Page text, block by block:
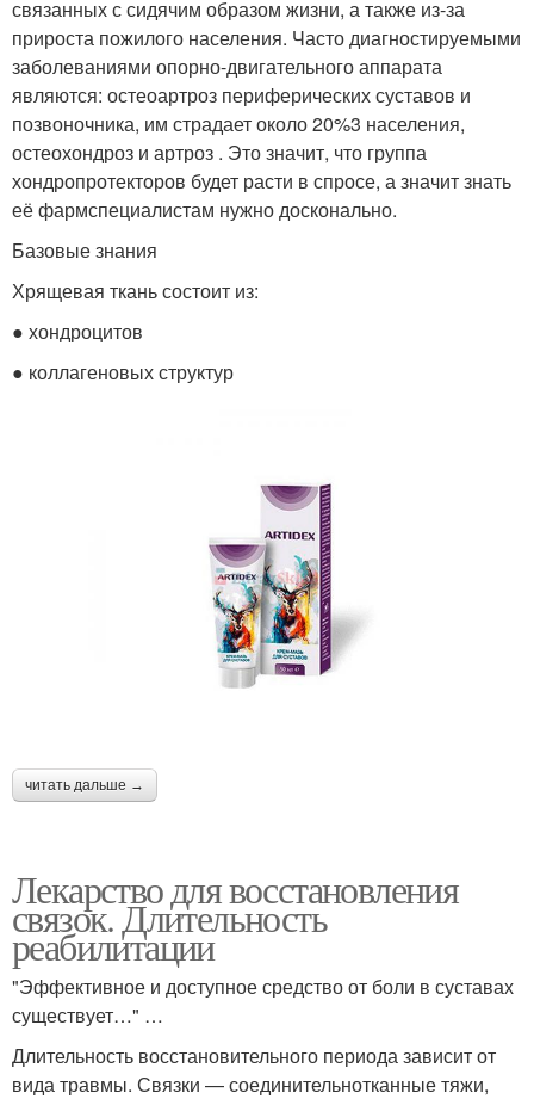
связанных с сидячим образом жизни, а также из-за
прироста пожилого населения. Часто диагностируемыми
заболеваниями опорно-двигательного аппарата
являются: остеоартроз периферических суставов и
позвоночника, им страдает около 20%3 населения,
остеохондроз и артроз . Это значит, что группа
хондропротекторов будет расти в спросе, а значит знать
её фармспециалистам нужно досконально.
Базовые знания
Хрящевая ткань состоит из:
● хондроцитов
● коллагеновых структур
читать дальше →
Лекарство для восстановления
связок. Длительность
реабилитации
"Эффективное и доступное средство от боли в суставах
существует…" …
Длительность восстановительного периода зависит от
вида травмы. Связки — соединительнотканные тяжи,